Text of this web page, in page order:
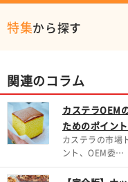
特集から探す
関連のコラム
カステラOEM
ためのポイン
カステラの市場
ント、OEM委…